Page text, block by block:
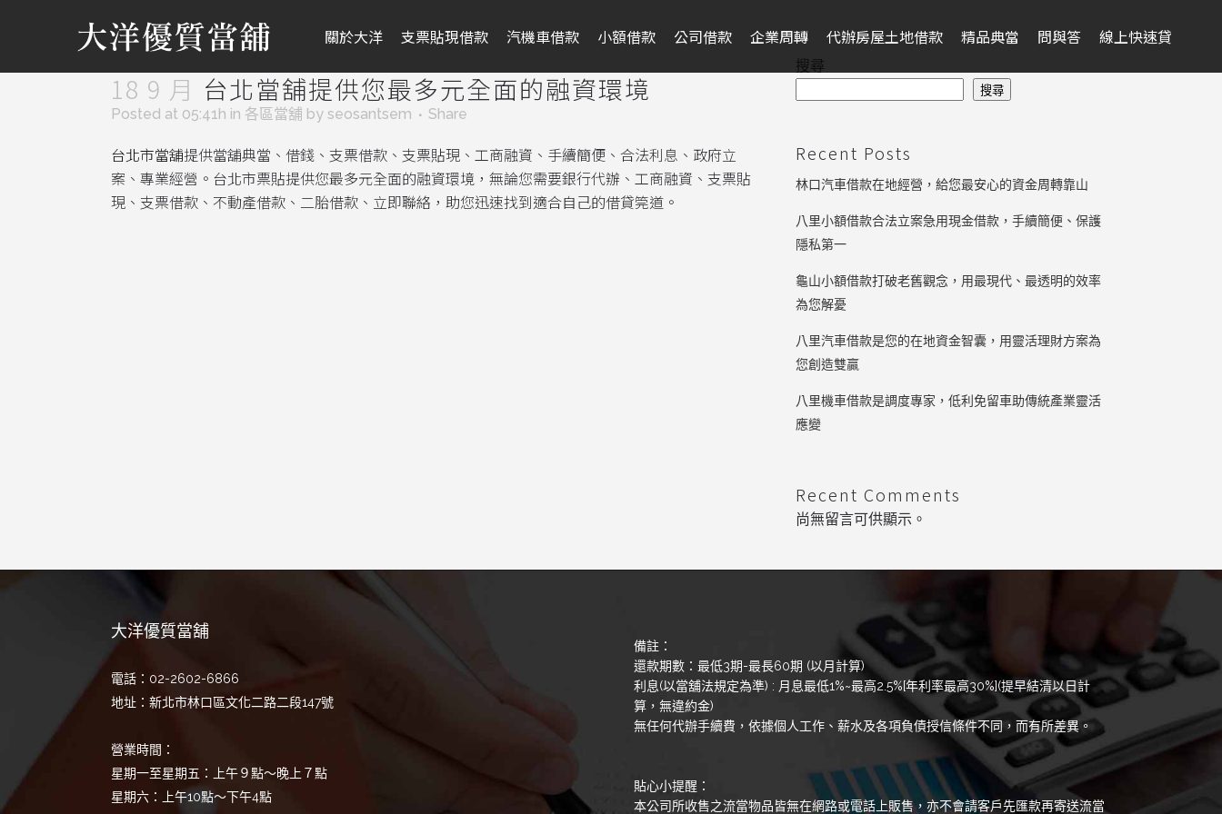
關於大洋 支票貼現借款 汽機車借款 小額借款 公司借款 企業周轉 代辦房屋土地借款 精品典當 問與答 線上快速貸
18 9 月 台北當舖提供您最多元全面的融資環境
Posted at 05:41h in 各區當舖 by seosantsem Share
台北市當舖提供當舖典當、借錢、支票借款、支票貼現、工商融資、手續簡便、合法利息、政府立
案、專業經營。台北市票貼提供您最多元全面的融資環境，無論您需要銀行代辦、工商融資、支票貼
現、支票借款、不動產借款、二胎借款、立即聯絡，助您迅速找到適合自己的借貸筦道。
搜尋
搜尋
Recent Posts
林口汽車借款在地經營，給您最安心的資金周轉靠山
八里小額借款合法立案急用現金借款，手續簡便、保護
隱私第一
龜山小額借款打破老舊觀念，用最現代、最透明的效率
為您解憂
八里汽車借款是您的在地資金智囊，用靈活理財方案為
您創造雙贏
八里機車借款是調度專家，低利免留車助傳統產業靈活
應變
Recent Comments
尚無留言可供顯示。
大洋優質當舖
電話：02-2602-6866
地址：新北市林口區文化二路二段147號
營業時間：
星期一至星期五：上午９點～晚上７點
星期六：上午10點～下午4點
備註：
還款期數：最低3期-最長60期 (以月計算)
利息(以當舖法規定為準) : 月息最低1%~最高2.5%[年利率最高30%](提早結清以日計
算，無違約金)
無任何代辦手續費，依據個人工作、薪水及各項負債授信條件不同，而有所差異。
貼心小提醒：
本公司所收售之流當物品皆無在網路或電話上販售，亦不會請客戶先匯款再寄送流當